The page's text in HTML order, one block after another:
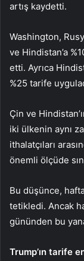
artış kaydetti.
Washington,
ve Hindistan’a
etti. Ayrıca
%25 tarife
Çin ve
iki ülkenin aynı
ithalatçıları
önemli ölçüde
Bu düşünce,
tetikledi. Ancak
gününden bu
Trump’ın tarife